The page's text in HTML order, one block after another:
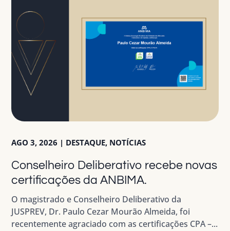
Conselheiro Deliberativo recebe novas
certificações da ANBIMA.
AGO 3, 2026 | DESTAQUE, NOTÍCIAS
O magistrado e Conselheiro Deliberativo da
JUSPREV, Dr. Paulo Cezar Mourão Almeida, foi
recentemente agraciado com as certificações CPA –...